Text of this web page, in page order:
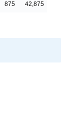
875
42,875